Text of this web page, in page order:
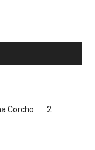
Corcho
2